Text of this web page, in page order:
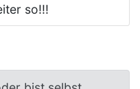
so!!!